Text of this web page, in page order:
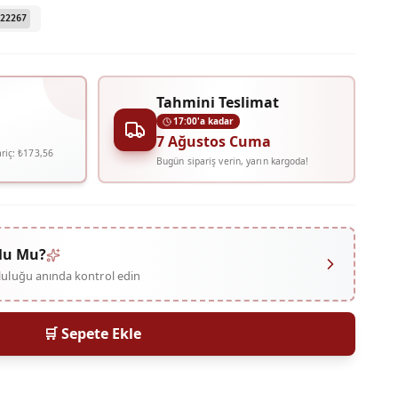
₺173,56
Tahmini Teslimat
17:00'a kadar
7 Ağustos Cuma
Bugün sipariş verin, yarın kargoda!
Mu?
anında kontrol edin
🛒 Sepete Ekle